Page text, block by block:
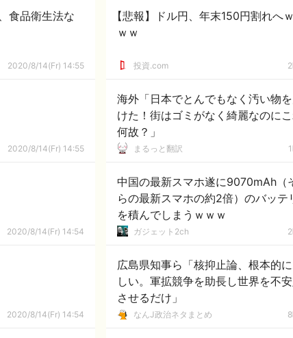
食品衛生法な
2020/8/14(Fr) 14:55
2020/8/14(Fr) 14:55
2020/8/14(Fr) 14:54
2020/8/14(Fr) 14:54
【悲報】ドル円、年末150円割れへ
ｗｗ
投資.com
海外「日本でとんでもなく汚い物
けた！街はゴミがなく綺麗なのに
何故？」
まるっと翻訳
中国の最新スマホ遂に9070mAh（
らの最新スマホの約2倍）のバッテ
を積んでしまうｗｗｗ
ガジェット2ch
広島県知事ら「核抑止論、根本的
しい。軍拡競争を助長し世界を不
させるだけ」
なんJ政治ネタまとめ